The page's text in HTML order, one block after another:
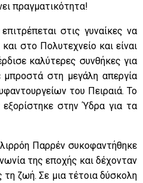
πραγματικότητα!
στις γυναίκες να
στο Πολυτεχνείο και είναι
καλύτερες συνθήκες για
μπροστά στη μεγάλη απεργία
του Πειραιά. Το
στην Ύδρα για τα
Παρρέν συκοφαντήθηκε
της εποχής και δέχονταν
τη ζωή. Σε μια τέτοια δύσκολη